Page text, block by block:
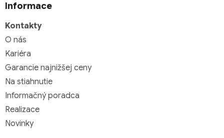
Informace
Kontakty
O nás
Kariéra
Garancie najnižšej ceny
Na stiahnutie
Informačný poradca
Realizace
Novinky